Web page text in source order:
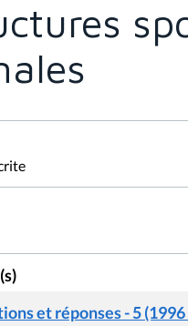
et réponses - 5 (1996